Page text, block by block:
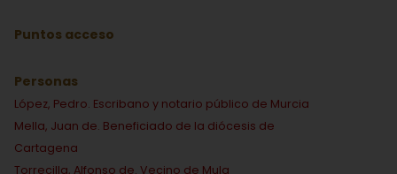
Puntos acceso
Personas
López, Pedro. Escribano y notario público de Murcia
Mella, Juan de. Beneficiado de la diócesis de
Cartagena
Torrecilla, Alfonso de. Vecino de Mula